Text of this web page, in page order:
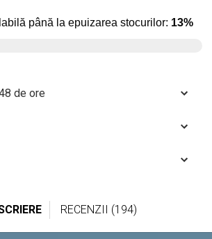
până la epuizarea stocurilor: 13%
de ore
RECENZII (194)